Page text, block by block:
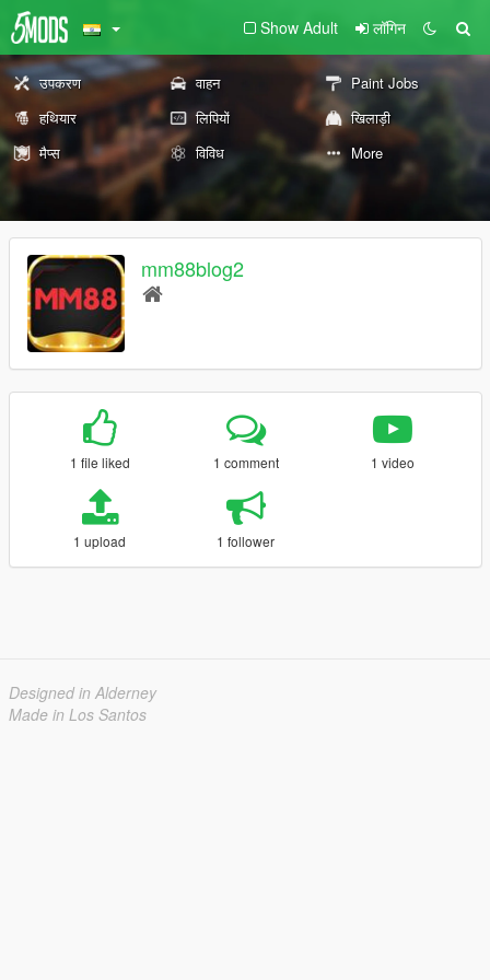
Show Adult लॉगिन
उपकरण वाहन
Paint Jobs
हथियार
लिपियों
खिलाड़ी
मैप्स
विविध More
mm88blog2
1 file liked 1 comment 1 video
1 upload 1 follower
Designed in Alderney
Made in Los Santos